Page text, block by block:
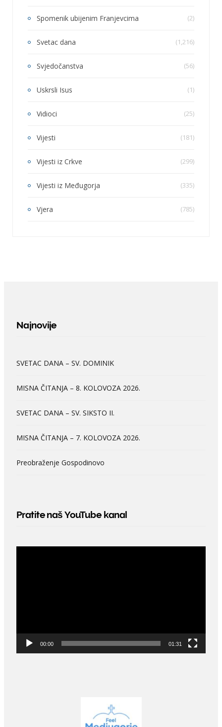
Spomenik ubijenim Franjevcima (2)
Svetac dana (1,216)
Svjedočanstva (56)
Uskrsli Isus (1)
Vidioci (25)
Vijesti (181)
Vijesti iz Crkve (299)
Vijesti iz Međugorja (335)
Vjera (785)
Najnovije
SVETAC DANA – SV. DOMINIK
MISNA ČITANJA – 8. KOLOVOZA 2026.
SVETAC DANA – SV. SIKSTO II.
MISNA ČITANJA – 7. KOLOVOZA 2026.
Preobraženje Gospodinovo
Pratite naš YouTube kanal
00:00 01:31